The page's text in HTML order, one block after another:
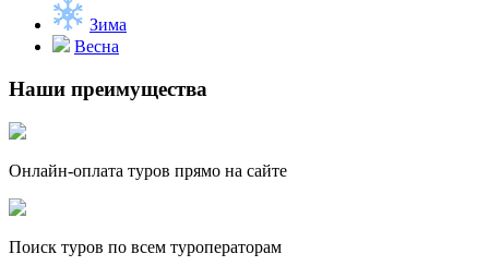
Зима
Весна
Наши преимущества
Онлайн-оплата туров прямо на сайте
Поиск туров по всем туроператорам